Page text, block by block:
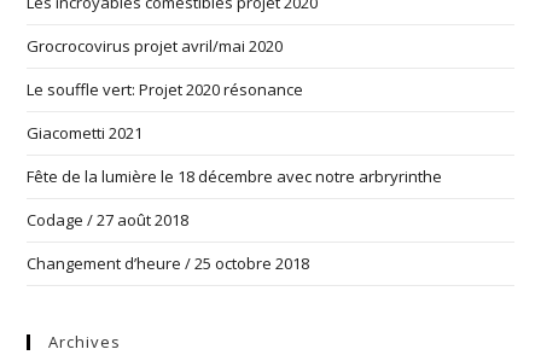
Grocrocovirus projet avril/mai 2020
Le souffle vert: Projet 2020 résonance
Giacometti 2021
Fête de la lumière le 18 décembre avec notre arbryrinthe
Codage / 27 août 2018
Changement d’heure / 25 octobre 2018
Archives